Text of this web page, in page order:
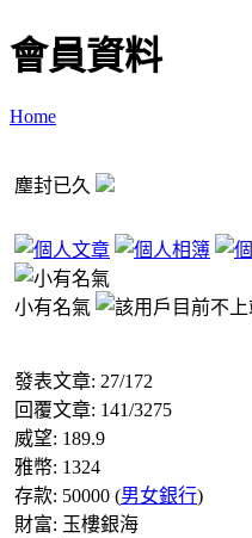
會員資料
Home
塵封已久
小有名氣
發表文章: 27/172
回覆文章: 141/3275
威望: 189.9
雅幣: 1324
存款: 50000 (男女銀行)
財富: 玉樓銀海